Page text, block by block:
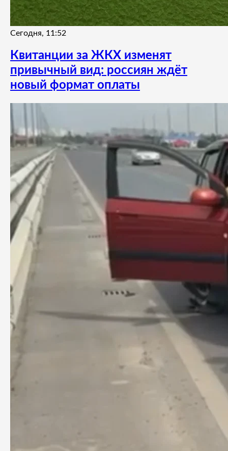
Сегодня, 11:52
Квитанции за ЖКХ изменят
привычный вид: россиян ждёт
новый формат оплаты